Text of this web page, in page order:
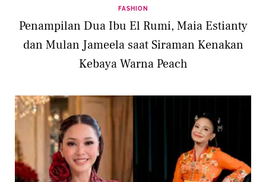
FASHION
Penampilan Dua Ibu El Rumi, Maia Estianty
dan Mulan Jameela saat Siraman Kenakan
Kebaya Warna Peach